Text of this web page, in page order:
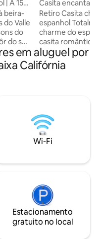
| A 15
beira-
do Valle
do
do sol
vista
praia e
aqui.
Casita
mar ~
Retiro Casita
espanhol Totalmente remodelada com o
charme do
casita romântica
elegante, uma
sonhos com
lareira acolhedora
balanço com
bar perfeitos para
Os degraus da
acesso a uma
baixa.
em aluguel por
Califórnia
Wi-Fi
Estacionamento
gratuito no local